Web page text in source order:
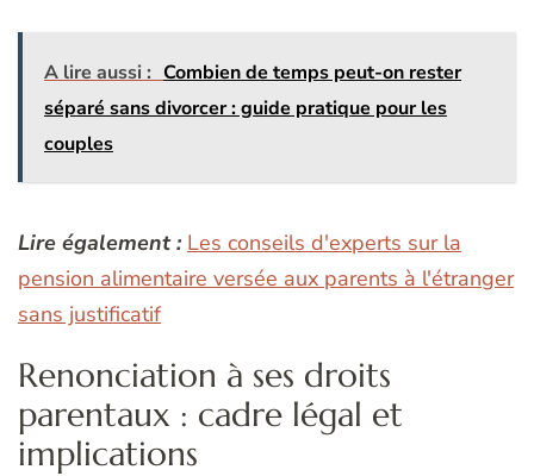
A lire aussi : Combien de temps peut-on rester
séparé sans divorcer : guide pratique pour les
couples
Lire également : Les conseils d'experts sur la
pension alimentaire versée aux parents à l'étranger
sans justificatif
Renonciation à ses droits
parentaux : cadre légal et
implications